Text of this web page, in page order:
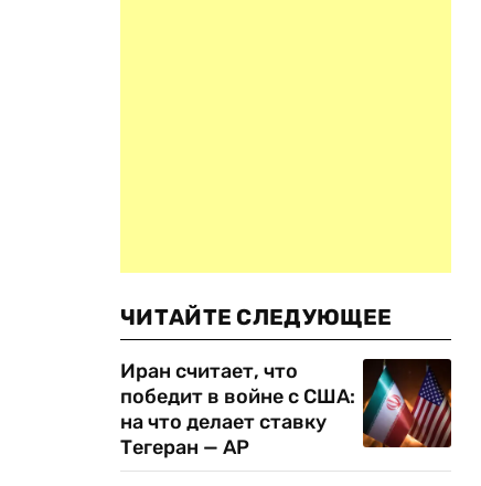
ЧИТАЙТЕ СЛЕДУЮЩЕЕ
Иран считает, что
победит в войне с США:
на что делает ставку
Тегеран — AP